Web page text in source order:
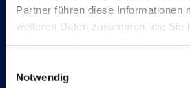
Partner führen diese Informationen
weiteren Daten zusammen, die Sie
Notwendig
Kontakt